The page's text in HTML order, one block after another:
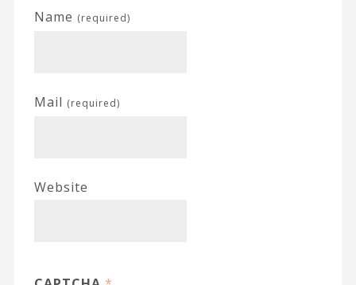
Name (required)
Mail (required)
Website